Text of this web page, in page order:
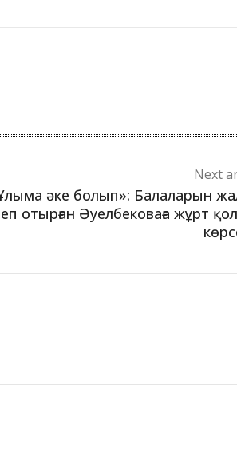
Next
әке болып»: Балаларын
отырған Әуелбековаға жұрт